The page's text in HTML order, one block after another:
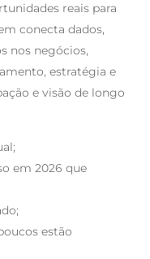
reais para
conecta dados,
nos negócios,
estratégia e
e visão de longo
em 2026 que
estão